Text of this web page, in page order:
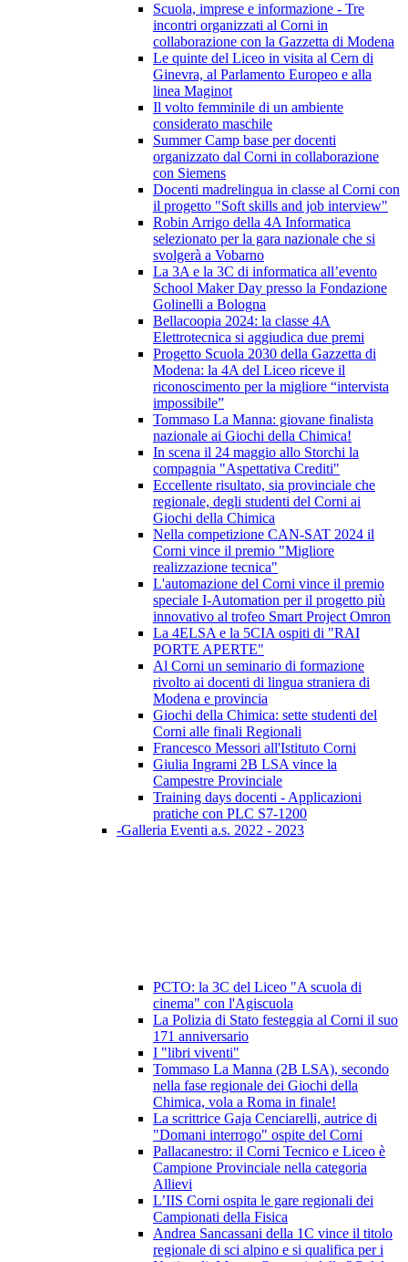
Scuola, imprese e informazione - Tre
incontri organizzati al Corni in
collaborazione con la Gazzetta di Modena
Le quinte del Liceo in visita al Cern di
Ginevra, al Parlamento Europeo e alla
linea Maginot
Il volto femminile di un ambiente
considerato maschile
Summer Camp base per docenti
organizzato dal Corni in collaborazione
con Siemens
Docenti madrelingua in classe al Corni con
il progetto "Soft skills and job interview"
Robin Arrigo della 4A Informatica
selezionato per la gara nazionale che si
svolgerà a Vobarno
La 3A e la 3C di informatica all’evento
School Maker Day presso la Fondazione
Golinelli a Bologna
Bellacoopia 2024: la classe 4A
Elettrotecnica si aggiudica due premi
Progetto Scuola 2030 della Gazzetta di
Modena: la 4A del Liceo riceve il
riconoscimento per la migliore “intervista
impossibile”
Tommaso La Manna: giovane finalista
nazionale ai Giochi della Chimica!
In scena il 24 maggio allo Storchi la
compagnia "Aspettativa Crediti"
Eccellente risultato, sia provinciale che
regionale, degli studenti del Corni ai
Giochi della Chimica
Nella competizione CAN-SAT 2024 il
Corni vince il premio "Migliore
realizzazione tecnica"
L'automazione del Corni vince il premio
speciale I-Automation per il progetto più
innovativo al trofeo Smart Project Omron
La 4ELSA e la 5CIA ospiti di "RAI
PORTE APERTE"
Al Corni un seminario di formazione
rivolto ai docenti di lingua straniera di
Modena e provincia
Giochi della Chimica: sette studenti del
Corni alle finali Regionali
Francesco Messori all'Istituto Corni
Giulia Ingrami 2B LSA vince la
Campestre Provinciale
Training days docenti - Applicazioni
pratiche con PLC S7-1200
-Galleria Eventi a.s. 2022 - 2023
PCTO: la 3C del Liceo "A scuola di
cinema" con l'Agiscuola
La Polizia di Stato festeggia al Corni il suo
171 anniversario
I "libri viventi"
Tommaso La Manna (2B LSA), secondo
nella fase regionale dei Giochi della
Chimica, vola a Roma in finale!
La scrittrice Gaja Cenciarelli, autrice di
"Domani interrogo" ospite del Corni
Pallacanestro: il Corni Tecnico e Liceo è
Campione Provinciale nella categoria
Allievi
L’IIS Corni ospita le gare regionali dei
Campionati della Fisica
Andrea Sancassani della 1C vince il titolo
regionale di sci alpino e si qualifica per i